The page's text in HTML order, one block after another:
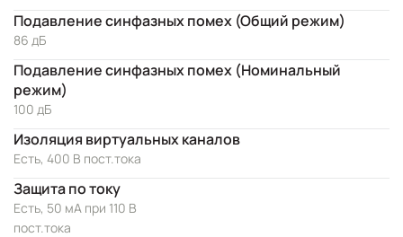
Подавление синфазных помех (Общий режим)
86 дБ
Подавление синфазных помех (Номинальный
режим)
100 дБ
Изоляция виртуальных каналов
Есть, 400 В пост.тока
Защита по току
Есть, 50 мА при 110 В
пост.тока